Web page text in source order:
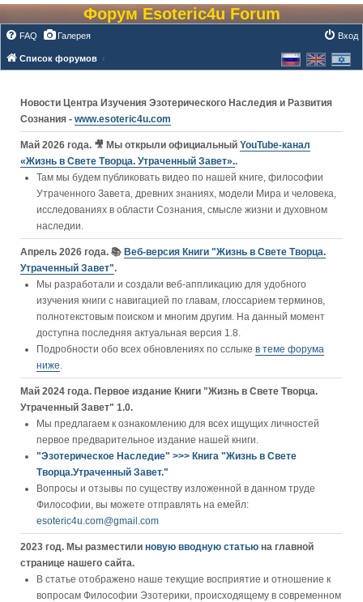
Форум Esoteric4u Forum
FAQ Галерея Вход
Список форумов
Новости Центра Изучения Эзотерического Наследия и Развития
Сознания - www.esoteric4u.com
Май 2026 года. 🎥 Мы открыли официальный YouTube‑канал
«Жизнь в Свете Творца. Утраченный Завет»..
Там мы будем публиковать видео по нашей книге, философии
Утраченного Завета, древних знаниях, модели Мира и человека,
исследованиях в области Сознания, смысле жизни и духовном
наследии.
Апрель 2026 года. 📚 Веб-версия Книги "Жизнь в Свете Творца.
Утраченный Завет".
Мы разработали и создали веб-аппликацию для удобного
изучения книги c навигацией по главам, глоссарием терминов,
полнотекстовым поиском и многим другим. На данный момент
доступна последняя актуальная версия 1.8.
Подробности обо всех обновлениях по сслыке в теме форума
ниже.
Май 2024 года. Первое издание Книги "Жизнь в Свете Творца.
Утраченный Завет" 1.0.
Мы предлагаем к ознакомлению для всех ищущих личностей
первое предварительное издание нашей книги.
"Эзотерическое Наследие" >>> Книга "Жизнь в Свете
Творца.Утраченный Завет."
Вопросы и отзывы по существу изложенной в данном труде
Философии, вы можете отправлять на емейл:
esoteric4u.com@gmail.com
2023 год. Мы разместили новую вводную статью на главной
странице нашего сайта.
В статье отображено наше текущие восприятие и отношение к
вопросам Философии Эзотерики, происходящему в современном